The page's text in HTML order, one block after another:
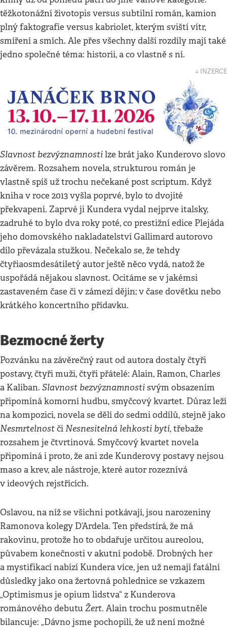
těžkotonážní životopis versus subtilní román, kamion
plný faktografie versus kabriolet, kterým sviští vítr,
smíření a smích. Ale přes všechny další rozdíly mají také
jedno společné téma: historii, a co vlastně s ní.
↓ INZERCE
Slavnost bezvýznamnostilze brát jako Kunderovo slovo
závěrem. Rozsahem novela, strukturou román je
vlastně spíš už trochu nečekané post scriptum. Když
kniha v roce 2013 vyšla poprvé, bylo to dvojité
překvapení. Zaprvé ji Kundera vydal nejprve italsky,
zadruhé to bylo dva roky poté, co prestižní edice Plejáda
jeho domovského nakladatelství Gallimard autorovo
dílo převázala stužkou. Nečekalo se, že tehdy
čtyřiaosmdesátiletý autor ještě něco vydá, natož že
uspořádá nějakou slavnost. Ocitáme se v jakémsi
zastaveném čase či v zámezí dějin; v čase dovětku nebo
krátkého koncertního přídavku.
Bezmocné žerty
Pozvánku na závěrečný raut od autora dostaly čtyři
postavy, čtyři muži, čtyři přátelé: Alain, Ramon, Charles
a Kaliban. Slavnost bezvýznamnostisvým obsazením
připomíná komorní hudbu, smyčcový kvartet. Důraz leží
na kompozici, novela se dělí do sedmi oddílů, stejně jako
NesmrtelnostčiNesnesitelná lehkosti bytí, třebaže
rozsahem je čtvrtinová. Smyčcový kvartet novela
připomíná i proto, že ani zde Kunderovy postavy nejsou
maso a krev, ale nástroje, které autor rozeznívá
v ideových rejstřících.
Oslavou, na níž se všichni potkávají, jsou narozeniny
Ramonova kolegy D’Ardela. Ten předstírá, že má
rakovinu, protože ho to obdařuje určitou aureolou,
půvabem konečnosti v akutní podobě. Drobných her
a mystifikací nabízí Kundera více, jen už nemají fatální
důsledky jako ona žertovná pohlednice se vzkazem
„Optimismus je opium lidstva“ z Kunderova
románového debutu Žert. Alain trochu posmutněle
bilancuje: „Dávno jsme pochopili, že už není možné